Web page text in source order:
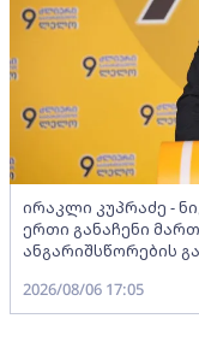
ირაკლი კუპრაძე -
ერთი განაჩენი
ანგარიშსწორების
2026/08/06 17:05